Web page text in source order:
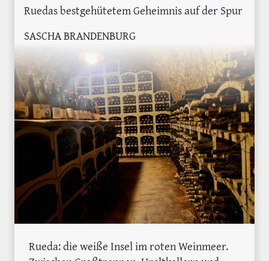
Ruedas bestgehütetem Geheimnis auf der Spur
SASCHA BRANDENBURG
Rueda: die weiße Insel im roten Weinmeer.